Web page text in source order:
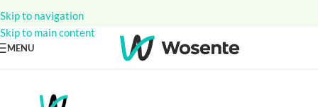
Skip to navigation
Skip to main content
MENU